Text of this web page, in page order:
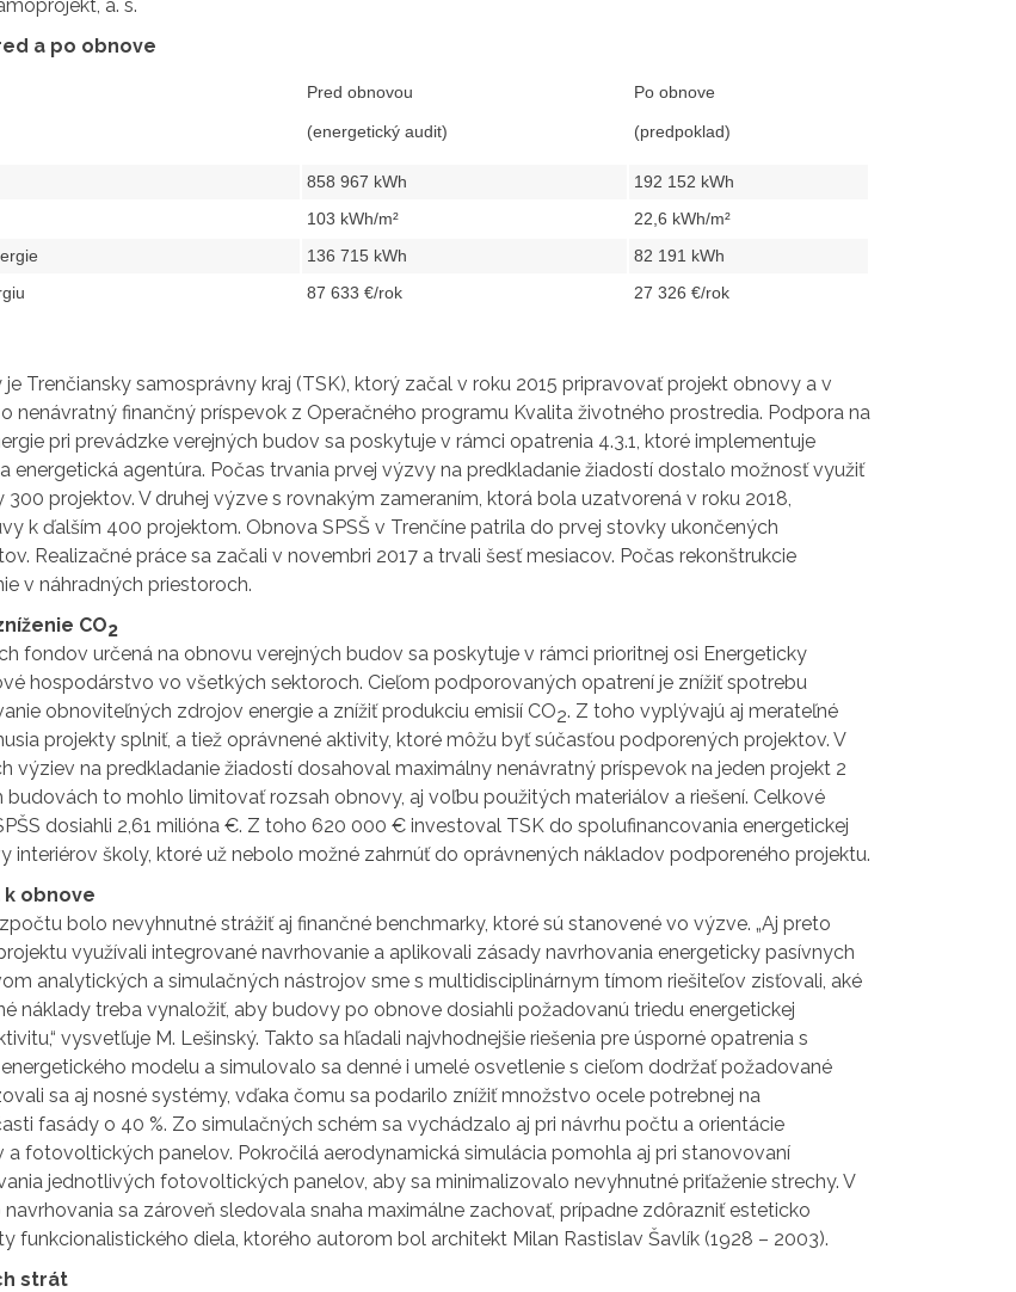
a. s.
a po obnove
Pred obnovou
(energetický audit)
Po obnove
(predpoklad)
858 967 kWh
192 152 kWh
103 kWh/m²
22,6 kWh/m²
136 715 kWh
82 191 kWh
87 633 €/rok 27 326 €/rok
Trenčiansky samosprávny kraj (TSK), ktorý začal v roku 2015 pripravovať projekt obnovy a v
nenávratný finančný príspevok z Operačného programu Kvalita životného prostredia. Podpora na
pri prevádzke verejných budov sa poskytuje v rámci opatrenia 4.3.1, ktoré implementuje
energetická agentúra. Počas trvania prvej výzvy na predkladanie žiadostí dostalo možnosť využiť
300 projektov. V druhej výzve s rovnakým zameraním, ktorá bola uzatvorená v roku 2018,
k ďalším 400 projektom. Obnova SPSŠ v Trenčíne patrila do prvej stovky ukončených
Realizačné práce sa začali v novembri 2017 a trvali šesť mesiacov. Počas rekonštrukcie
v náhradných priestoroch.
CO2
fondov určená na obnovu verejných budov sa poskytuje v rámci prioritnej osi Energeticky
hospodárstvo vo všetkých sektoroch. Cieľom podporovaných opatrení je znížiť spotrebu
obnoviteľných zdrojov energie a znížiť produkciu emisií CO2. Z toho vyplývajú aj merateľné
projekty splniť, a tiež oprávnené aktivity, ktoré môžu byť súčasťou podporených projektov. V
výziev na predkladanie žiadostí dosahoval maximálny nenávratný príspevok na jeden projekt 2
budovách to mohlo limitovať rozsah obnovy, aj voľbu použitých materiálov a riešení. Celkové
dosiahli 2,61 milióna €. Z toho 620 000 € investoval TSK do spolufinancovania energetickej
interiérov školy, ktoré už nebolo možné zahrnúť do oprávnených nákladov podporeného projektu.
obnove
bolo nevyhnutné strážiť aj finančné benchmarky, ktoré sú stanovené vo výzve. „Aj preto
využívali integrované navrhovanie a aplikovali zásady navrhovania energeticky pasívnych
analytických a simulačných nástrojov sme s multidisciplinárnym tímom riešiteľov zisťovali, aké
náklady treba vynaložiť, aby budovy po obnove dosiahli požadovanú triedu energetickej
vysvetľuje M. Lešinský. Takto sa hľadali najvhodnejšie riešenia pre úsporné opatrenia s
modelu a simulovalo sa denné i umelé osvetlenie s cieľom dodržať požadované
sa aj nosné systémy, vďaka čomu sa podarilo znížiť množstvo ocele potrebnej na
fasády o 40 %. Zo simulačných schém sa vychádzalo aj pri návrhu počtu a orientácie
a fotovoltických panelov. Pokročilá aerodynamická simulácia pomohla aj pri stanovovaní
jednotlivých fotovoltických panelov, aby sa minimalizovalo nevyhnutné priťaženie strechy. V
sa zároveň sledovala snaha maximálne zachovať, prípadne zdôrazniť esteticko
funkcionalistického diela, ktorého autorom bol architekt Milan Rastislav Šavlík (1928 – 2003).
strát